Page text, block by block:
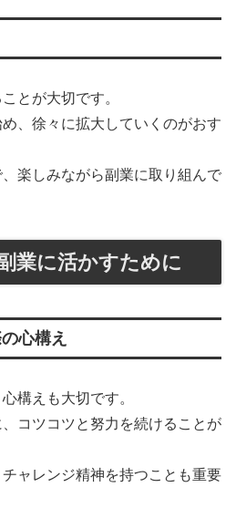
とが大切です。
、徐々に拡大していくのがおす
楽しみながら副業に取り組んで
業に活かすために
心構え
構えも大切です。
コツコツと努力を続けることが
ャレンジ精神を持つことも重要